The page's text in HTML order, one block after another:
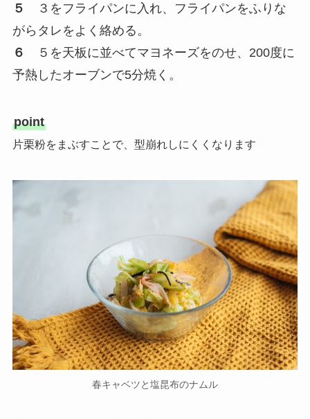
５
３をフライパンに入れ、フライパンをふりな
がらタレをよく絡める。
６
５を天板に並べてマヨネーズをのせ、200度に
予熱したオーブンで5分焼く。
point
片栗粉をまぶすことで、型崩れしにくくなります
春キャベツと塩昆布のナムル